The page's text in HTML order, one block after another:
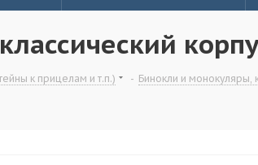
к прицелам и т.п.) - Бинокли и монокуляры,